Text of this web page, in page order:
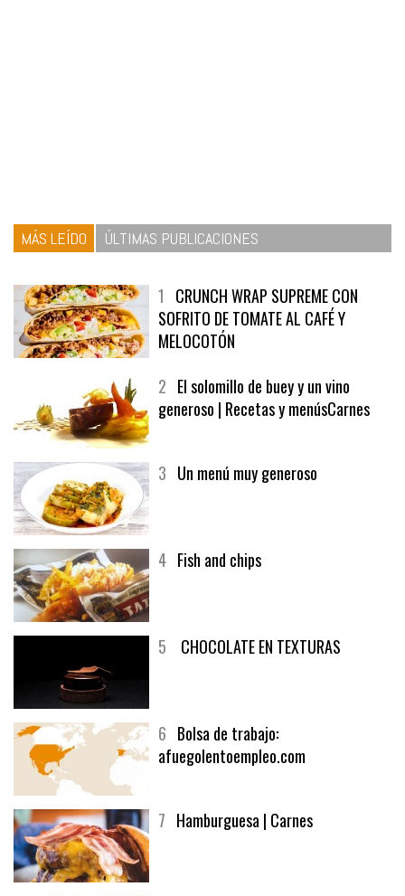
1CRUNCH WRAP SUPREME CON
SOFRITO DE TOMATE AL CAFÉ Y
MELOCOTÓN
2El solomillo de buey y un vino
6Bolsa de trabajo: